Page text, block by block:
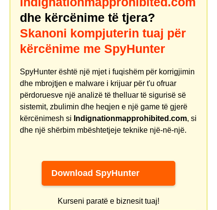
dhe kërcënime të tjera?
Skanoni kompjuterin tuaj për
kërcënime me SpyHunter
SpyHunter është një mjet i fuqishëm për korrigjimin
dhe mbrojtjen e malware i krijuar për t'u ofruar
përdoruesve një analizë të thelluar të sigurisë së
sistemit, zbulimin dhe heqjen e një game të gjerë
kërcënimesh si Indignationmapprohibited.com, si
dhe një shërbim mbështetjeje teknike një-në-një.
Download SpyHunter
Kurseni paratë e biznesit tuaj!